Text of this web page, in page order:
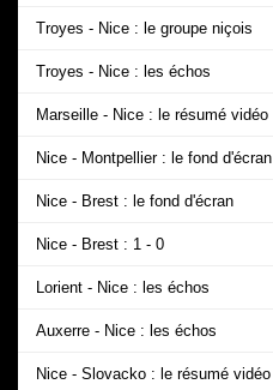
Troyes - Nice : le groupe niçois
Troyes - Nice : les échos
Marseille - Nice : le résumé vidéo
Nice - Montpellier : le fond d'écran
Nice - Brest : le fond d'écran
Nice - Brest : 1 - 0
Lorient - Nice : les échos
Auxerre - Nice : les échos
Nice - Slovacko : le résumé vidéo